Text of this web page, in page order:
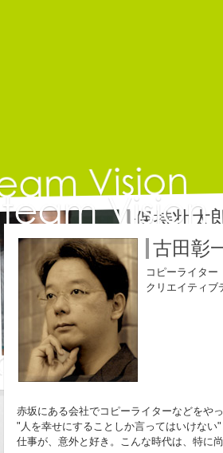
保持壮太
コピーライター
自己紹介ジェネレーターというサイトがある。試しに
こんちゃっ保持壮太郎っていいます。
皆からは「保持壮太郎ピーナッツ」って呼ばれてるよ。
なぜかって言うと前にピーナッツを皆に一粒ずつあげ
なぜか、皆は喜んでなかったけどね。
ピーナッツ最高！落花生なんて呼ぶなっつーの
江
コピーラ
名雪祐平
コピーライター
クリエイティブディレク
古田彰
コピーライター
クリエイティブ
赤坂にある会社でコピーライターなどをや
"人を幸せにすることしか言ってはいけない
仕事が、意外と好き。こんな時代は、特に